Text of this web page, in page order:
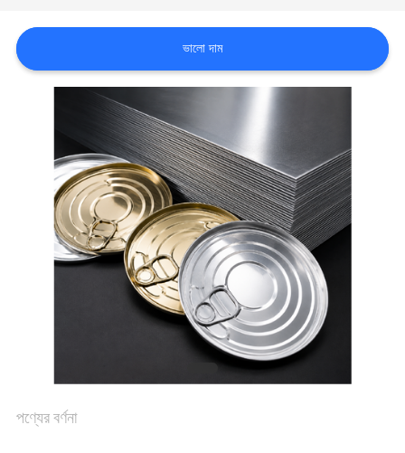
খবর
উদ্ধৃতির
আবেদন
গোপনীয়তা
নীতি
ভালো দাম
পণ্যের বর্ণনা